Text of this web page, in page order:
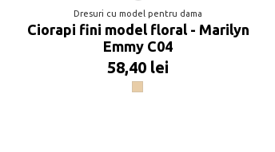
Dresuri cu model pentru dama
Ciorapi fini model floral - Marilyn
Emmy C04
58,40 lei
Visone